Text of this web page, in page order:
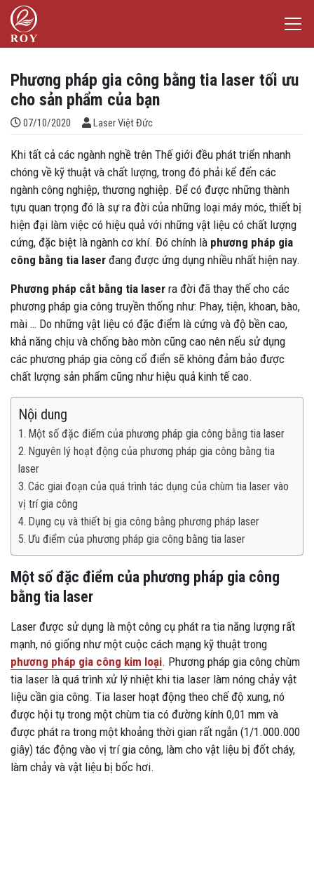
Chuyển đến nội dung
Laser Việt Đức
Phương pháp gia công bằng tia laser tối ưu
cho sản phẩm của bạn
07/10/2020 Đăng bởi
Laser Việt Đức
Khi tất cả các ngành nghề trên Thế giới đều phát triển nhanh
chóng về kỹ thuật và chất lượng, trong đó phải kể đến các
ngành công nghiệp, thương nghiệp. Để có được những thành
tựu quan trọng đó là sự ra đời của những loại máy móc, thiết bị
hiện đại làm việc có hiệu quả với những vật liệu có chất lượng
cứng, đặc biệt là ngành cơ khí. Đó chính là phương pháp gia
công bằng tia laser đang được ứng dụng nhiều nhất hiện nay.
Phương pháp cắt bằng tia laser ra đời đã thay thế cho các
phương pháp gia công truyền thống như: Phay, tiện, khoan, bào,
mài … Do những vật liệu có đặc điểm là cứng và độ bền cao,
khả năng chịu và chống bào mòn cũng cao nên nếu sử dụng
các phương pháp gia công cổ điển sẽ không đảm bảo được
chất lượng sản phẩm cũng như hiệu quả kinh tế cao.
Nội dung
Một số đặc điểm của phương pháp gia công bằng tia laser
Nguyên lý hoạt động của phương pháp gia công bằng tia
laser
Các giai đoạn của quá trình tác dụng của chùm tia laser vào
vị trí gia công
Dụng cụ và thiết bị gia công bằng phương pháp laser
Ưu điểm của phương pháp gia công bằng tia laser
Một số đặc điểm của phương pháp gia công
bằng tia laser
Laser được sử dụng là một công cụ phát ra tia năng lượng rất
mạnh, nó giống như một cuộc cách mạng kỹ thuật trong
phương pháp gia công kim loại. Phương pháp gia công chùm
tia laser là quá trình xử lý nhiệt khi tia laser làm nóng chảy vật
liệu cần gia công. Tia laser hoạt động theo chế độ xung, nó
được hội tụ trong một chùm tia có đường kính 0,01 mm và
được phát ra trong một khoảng thời gian rất ngắn (1/1.000.000
giây) tác động vào vị trí gia công, làm cho vật liệu bị đốt cháy,
làm chảy và vật liệu bị bốc hơi.